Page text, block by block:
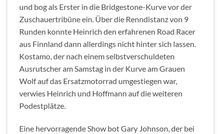
und bog als Erster in die Bridgestone-Kurve vor der
Zuschauertribüne ein. Über die Renndistanz von 9
Runden konnte Heinrich den erfahrenen Road Racer
aus Finnland dann allerdings nicht hinter sich lassen.
Kostamo, der nach einem selbstverschuldeten
Ausrutscher am Samstag in der Kurve am Grauen
Wolf auf das Ersatzmotorrad umgestiegen war,
verwies Heinrich und Hoffmann auf die weiteren
Podestplätze.
Eine hervorragende Show bot Gary Johnson, der bei